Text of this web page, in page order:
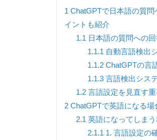
1 ChatGPTで日本語の質
イントも紹介
1.1 日本語の質問への
1.1.1 自動言語検出
1.1.2ChatGPTの言
1.1.3言語検出シス
1.2言語設定を見直す重
2 ChatGPTで英語になる
2.1 英語になってしま
2.1.1 1. 言語設定の